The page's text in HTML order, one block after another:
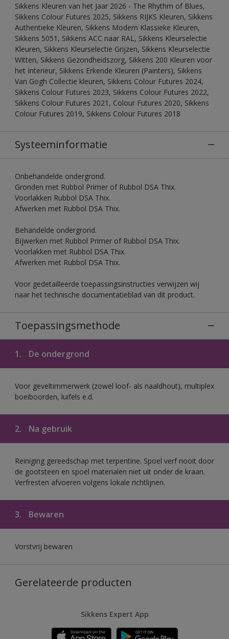
Sikkens Kleuren van het Jaar 2026 - The Rhythm of Blues,
Sikkens Colour Futures 2025, Sikkens RIJKS Kleuren, Sikkens
Authentieke Kleuren, Sikkens Modern Klassieke Kleuren,
Sikkens 5051, Sikkens ACC naar RAL, Sikkens Kleurselectie
Kleuren, Sikkens Kleurselectie Grijzen, Sikkens Kleurselectie
Witten, Sikkens Gezondheidszorg, Sikkens 200 Kleuren voor
het Interieur, Sikkens Erkende Kleuren (Painters), Sikkens
Van Gogh Collectie kleuren, Sikkens Colour Futures 2024,
Sikkens Colour Futures 2023, Sikkens Colour Futures 2022,
Sikkens Colour Futures 2021, Colour Futures 2020, Sikkens
Colour Futures 2019, Sikkens Colour Futures 2018
Systeeminformatie
Onbehandelde ondergrond.
Gronden met Rubbol Primer of Rubbol DSA Thix.
Voorlakken Rubbol DSA Thix.
Afwerken met Rubbol DSA Thix.
Behandelde ondergrond.
Bijwerken met Rubbol Primer of Rubbol DSA Thix.
Voorlakken met Rubbol DSA Thix.
Afwerken met Rubbol DSA Thix.
Voor gedetailleerde toepassingsinstructies verwijzen wij
naar het technische documentatieblad van dit product.
Toepassingsmethode
1. De ondergrond
Voor geveltimmerwerk (zowel loof- als naaldhout), multiplex
boeiboorden, luifels e.d.
2. Na gebruik
Reiniging gereedschap met terpentine. Spoel verf nooit door
de gootsteen en spoel materialen niet uit onder de kraan.
Verfresten afvoeren volgens lokale richtlijnen.
3. Bewaren
Vorstvrij bewaren
Gerelateerde producten
Sikkens Expert App